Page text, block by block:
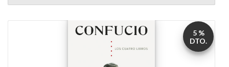
5 %
DTO.